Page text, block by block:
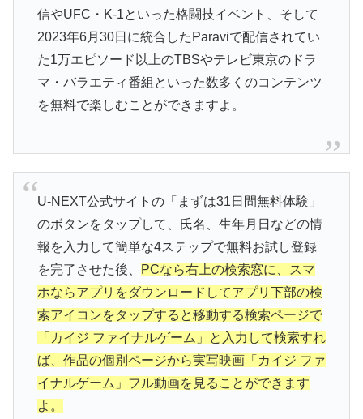
信やUFC・K-1といった格闘技イベント、そして
2023年6月30日に統合したParaviで配信されてい
た1万エピソード以上のTBSやテレビ東京のドラ
マ・バラエティ番組といった数多くのコンテンツ
を無料で楽しむことができますよ。
U-NEXT公式サイトの「まずは31日間無料体験」
のボタンをタップして、氏名、生年月日などの情
報を入力して簡単な4ステップで無料お試し登録
を完了させた後、
PCなら右上の検索窓に、スマ
ホならアプリをダウンロードしてアプリ下部の検
索アイコンをタップすると移動する検索ページで
「カイジ ファイナルゲーム」と入力して検索すれ
ば、作品の個別ページから実写映画「カイジ ファ
イナルゲーム」フル動画を見ることができます
よ。